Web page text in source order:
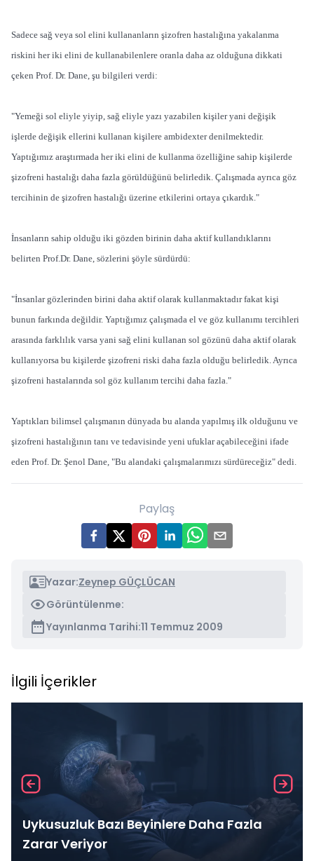
Sadece sağ veya sol elini kullananların şizofren hastalığına yakalanma
riskini her iki elini de kullanabilenlere oranla daha az olduğuna dikkati
çeken Prof. Dr. Dane, şu bilgileri verdi:
"Yemeği sol eliyle yiyip, sağ eliyle yazı yazabilen kişiler yani değişik
işlerde değişik ellerini kullanan kişilere ambidexter denilmektedir.
Yaptığımız araştırmada her iki elini de kullanma özelliğine sahip kişilerde
şizofreni hastalığı daha fazla görüldüğünü belirledik. Çalışmada ayrıca göz
tercihinin de şizofren hastalığı üzerine etkilerini ortaya çıkardık."
İnsanların sahip olduğu iki gözden birinin daha aktif kullandıklarını
belirten Prof.Dr. Dane, sözlerini şöyle sürdürdü:
"İnsanlar gözlerinden birini daha aktif olarak kullanmaktadır fakat kişi
bunun farkında değildir. Yaptığımız çalışmada el ve göz kullanımı tercihleri
arasında farklılık varsa yani sağ elini kullanan sol gözünü daha aktif olarak
kullanıyorsa bu kişilerde şizofreni riski daha fazla olduğu belirledik. Ayrıca
şizofreni hastalarında sol göz kullanım tercihi daha fazla."
Yaptıkları bilimsel çalışmanın dünyada bu alanda yapılmış ilk olduğunu ve
şizofreni hastalığının tanı ve tedavisinde yeni ufuklar açabileceğini ifade
eden Prof. Dr. Şenol Dane, "Bu alandaki çalışmalarımızı sürdüreceğiz" dedi.
Paylaş
Yazar:Zeynep GÜÇLÜCAN
Görüntülenme:
Yayınlanma Tarihi:11 Temmuz 2009
İlgili İçerikler
Uykusuzluk Bazı Beyinlere Daha Fazla
Zarar Veriyor